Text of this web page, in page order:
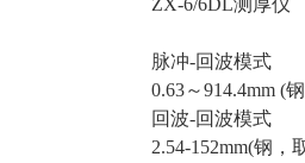
脉冲-回波模式
0.63～914.4mm (
回波-回波模式
2.54-152mm(钢，